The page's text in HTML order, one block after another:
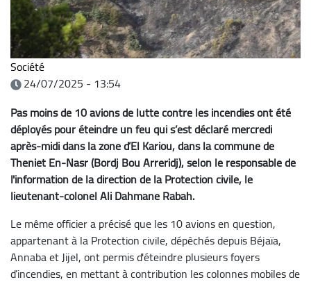
Société
24/07/2025 - 13:54
Pas moins de 10 avions de lutte contre les incendies ont été
déployés pour éteindre un feu qui s’est déclaré mercredi
après-midi dans la zone d’El Kariou, dans la commune de
Theniet En-Nasr (Bordj Bou Arreridj), selon le responsable de
l'information de la direction de la Protection civile, le
lieutenant-colonel Ali Dahmane Rabah.
Le même officier a précisé que les 10 avions en question,
appartenant à la Protection civile, dépêchés depuis Béjaïa,
Annaba et Jijel, ont permis d'éteindre plusieurs foyers
d’incendies, en mettant à contribution les colonnes mobiles de